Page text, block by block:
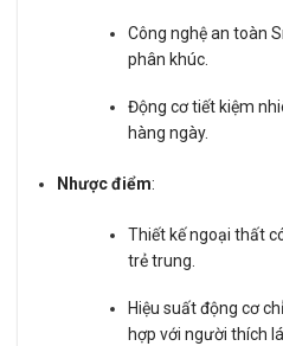
Công nghệ an toàn
phân khúc.
Động cơ tiết kiệm
hàng ngày.
Nhược điểm:
Thiết kế ngoại thất
trẻ trung.
Hiệu suất động cơ
hợp với người thích